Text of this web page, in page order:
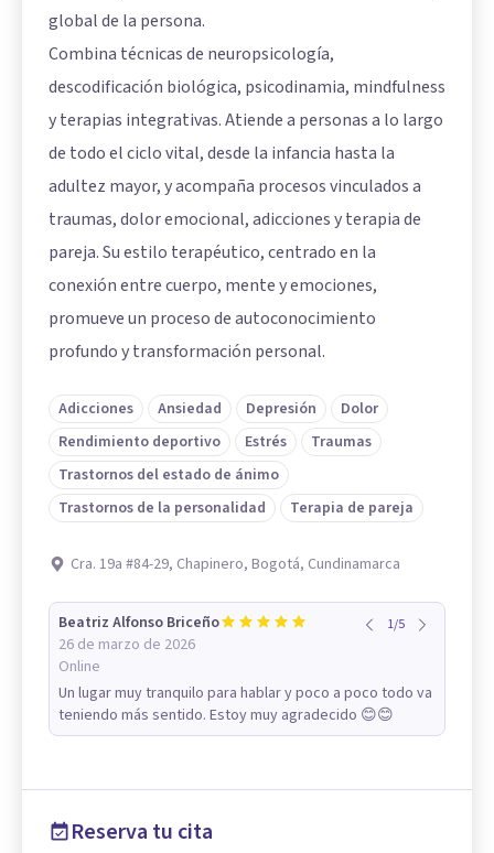
global de la persona.
Combina técnicas de neuropsicología,
descodificación biológica, psicodinamia, mindfulness
y terapias integrativas. Atiende a personas a lo largo
de todo el ciclo vital, desde la infancia hasta la
adultez mayor, y acompaña procesos vinculados a
traumas, dolor emocional, adicciones y terapia de
pareja. Su estilo terapéutico, centrado en la
conexión entre cuerpo, mente y emociones,
promueve un proceso de autoconocimiento
profundo y transformación personal.
Adicciones Ansiedad Depresión
Dolor
Rendimiento deportivo
Estrés
Traumas
Trastornos del estado de ánimo
Trastornos de la personalidad
Terapia de pareja
Cra. 19a #84-29, Chapinero, Bogotá, Cundinamarca
Beatriz Alfonso Briceño
26 de marzo de 2026
Online
1/5
Un lugar muy tranquilo para hablar y poco a poco todo va
teniendo más sentido. Estoy muy agradecido 😊😊
Reserva tu cita